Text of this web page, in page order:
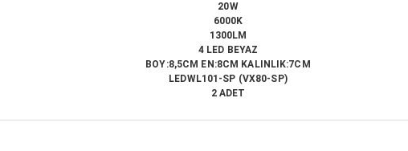
20W
6000K
1300LM
4 LED BEYAZ
BOY:8,5CM EN:8CM KALINLIK:7CM
LEDWL101-SP (VX80-SP)
2 ADET